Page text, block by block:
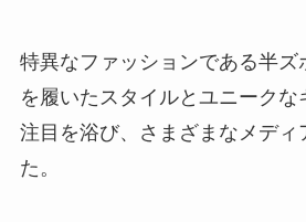
特異なファッションである半ズ
を履いたスタイルとユニークな
注目を浴び、さまざまなメディ
た。